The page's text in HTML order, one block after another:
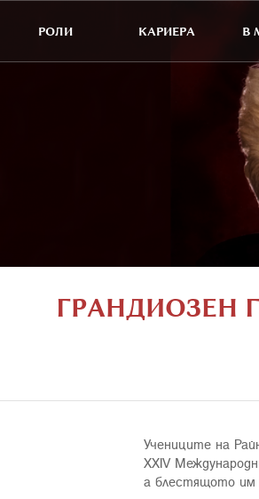
РОЛИ КАРИЕРА В
ГРАНДИОЗЕН
Учениците на
XXIV
а блестящото им